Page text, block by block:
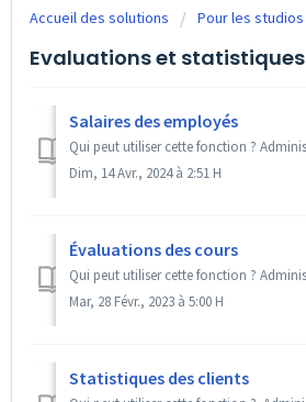
Accueil des solutions Pour les studios
Evaluations et statistiques
Salaires des employés
Dim, 14 Avr., 2024 à 2:51 H
Évaluations des cours
Mar, 28 Févr., 2023 à 5:00 H
Statistiques des clients